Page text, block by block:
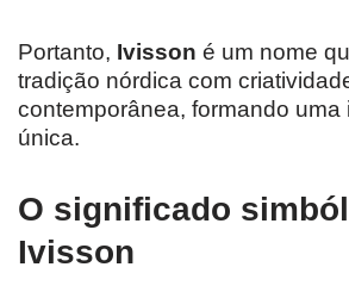
Portanto, Ivisson é um nome
tradição nórdica com
contemporânea, formando uma
única.
O significado
Ivisson